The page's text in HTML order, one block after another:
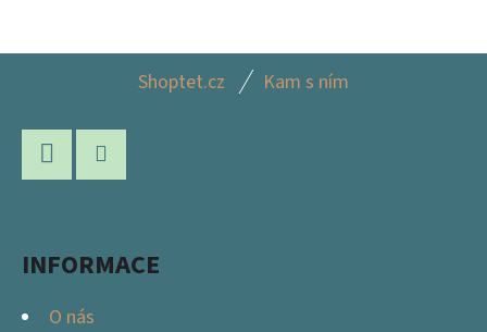
Shoptet.cz Kam s ním
INFORMACE
O nás